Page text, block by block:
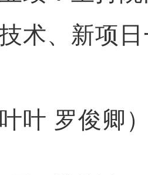
术、新项
罗俊卿